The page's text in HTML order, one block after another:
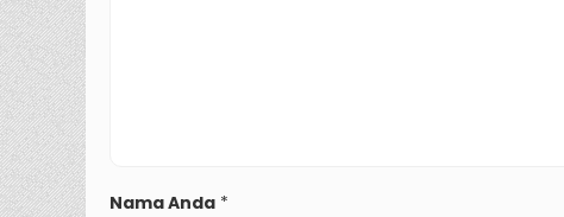
Nama Anda *